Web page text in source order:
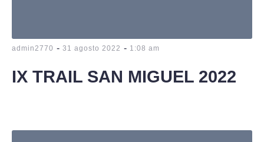
admin2770 - 31 agosto 2022 - 1:08 am
IX TRAIL SAN MIGUEL 2022